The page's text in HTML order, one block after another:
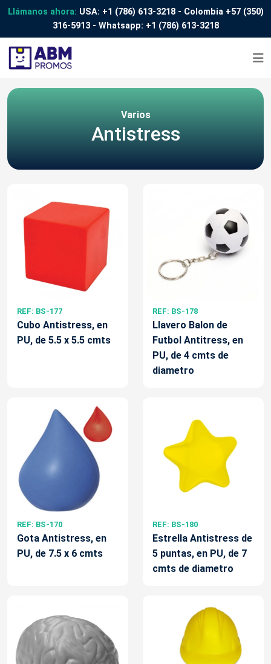
Llámanos ahora: USA: +1 (786) 613-3218- Colombia +57 (350)
316-5913- Whatsapp: +1 (786) 613-3218
Varios
Antistress
REF: BS-177
Cubo Antistress, en
PU, de 5.5 x 5.5 cmts
REF: BS-178
Llavero Balon de
Futbol Antitress, en
PU, de 4 cmts de
diametro
REF: BS-170
Gota Antistress, en
PU, de 7.5 x 6 cmts
REF: BS-180
Estrella Antistress de
5 puntas, en PU, de 7
cmts de diametro